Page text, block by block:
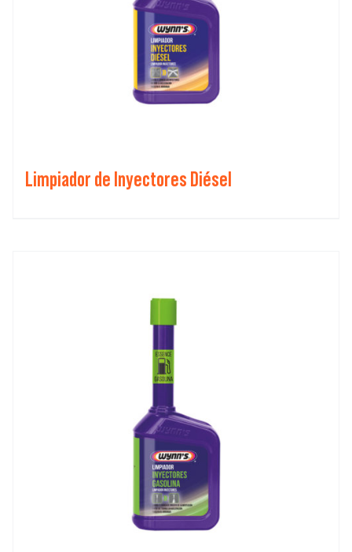
Limpiador de Inyectores Diésel